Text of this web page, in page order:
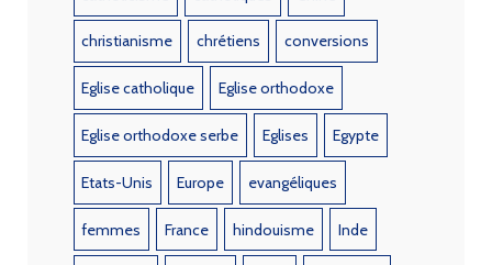
christianisme chrétiens conversions
Eglise catholique Eglise orthodoxe
Eglise orthodoxe serbe Eglises Egypte
Etats-Unis Europe evangéliques
femmes France hindouisme Inde